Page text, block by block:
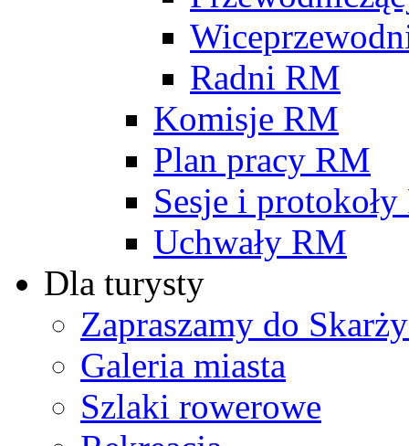
Radni RM
Komisje RM
Plan pracy RM
Sesje i
Uchwały RM
Dla turysty
Zapraszamy do
Galeria miasta
Szlaki rowerowe